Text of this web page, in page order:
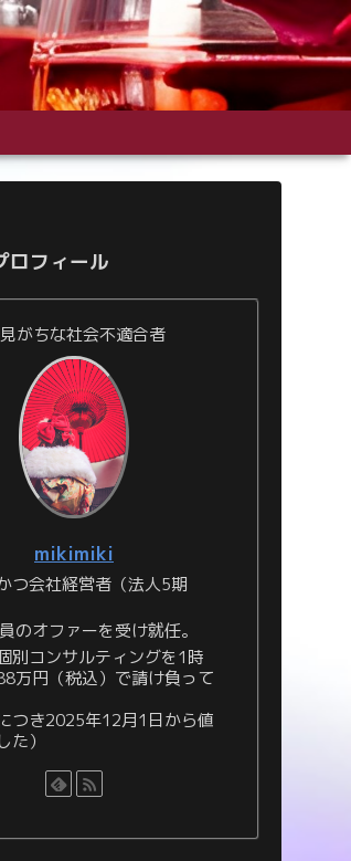
ロフィール
がちな社会不適合者
mikimiki
つ会社経営者（法人5期
のオファーを受け就任。
別コンサルティングを1時
万円（税込）で請け負って
つき2025年12月1日から値
た）